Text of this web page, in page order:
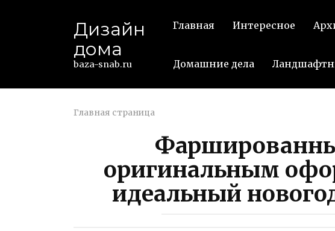
Дизайн
дома
baza-snab.ru
Главная Интересное
Домашние дела
Главная страница
оригинальным
идеальный